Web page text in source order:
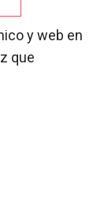
y web en
que